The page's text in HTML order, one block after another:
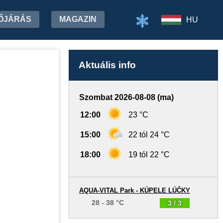
MAGAZIN HU
Aktuális info
Szombat 2026-08-08 (ma)
12:00 23 °C
15:00 22 tól 24 °C
18:00 19 tól 22 °C
3 / 3
AQUA-VITAL Park - KÚPELE LÚČKY
28 - 38 °C